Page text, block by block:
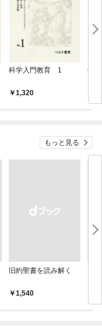
科学入門教育 1
1,320
仮
もっと見る
旧約聖書を読み解く
￥1,540